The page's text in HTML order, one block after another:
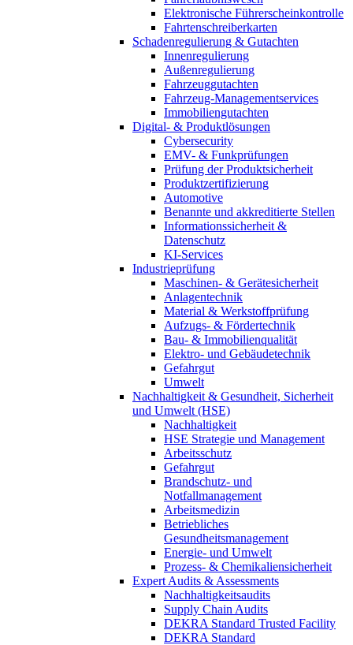
Elektronische Führerscheinkontrolle
Fahrtenschreiberkarten
Schadenregulierung & Gutachten
Innenregulierung
Außenregulierung
Fahrzeuggutachten
Fahrzeug-Managementservices
Immobiliengutachten
Digital- & Produktlösungen
Cybersecurity
EMV- & Funkprüfungen
Prüfung der Produktsicherheit
Produktzertifizierung
Automotive
Benannte und akkreditierte Stellen
Informationssicherheit &
Datenschutz
KI-Services
Industrieprüfung
Maschinen- & Gerätesicherheit
Anlagentechnik
Material & Werkstoffprüfung
Aufzugs- & Fördertechnik
Bau- & Immobilienqualität
Elektro- und Gebäudetechnik
Gefahrgut
Umwelt
Nachhaltigkeit & Gesundheit, Sicherheit
und Umwelt (HSE)
Nachhaltigkeit
HSE Strategie und Management
Arbeitsschutz
Gefahrgut
Brandschutz- und
Notfallmanagement
Arbeitsmedizin
Betriebliches
Gesundheitsmanagement
Energie- und Umwelt
Prozess- & Chemikaliensicherheit
Expert Audits & Assessments
Nachhaltigkeitsaudits
Supply Chain Audits
DEKRA Standard Trusted Facility
DEKRA Standard